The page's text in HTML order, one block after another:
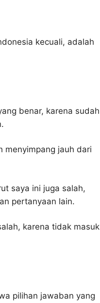
kecuali, adalah
benar, karena sudah
menyimpang jauh dari
saya ini juga salah,
pertanyaan lain.
karena tidak masuk
pilihan jawaban yang